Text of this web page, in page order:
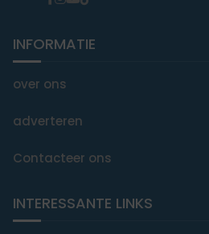
INFORMATIE
over ons
adverteren
Contacteer ons
INTERESSANTE LINKS